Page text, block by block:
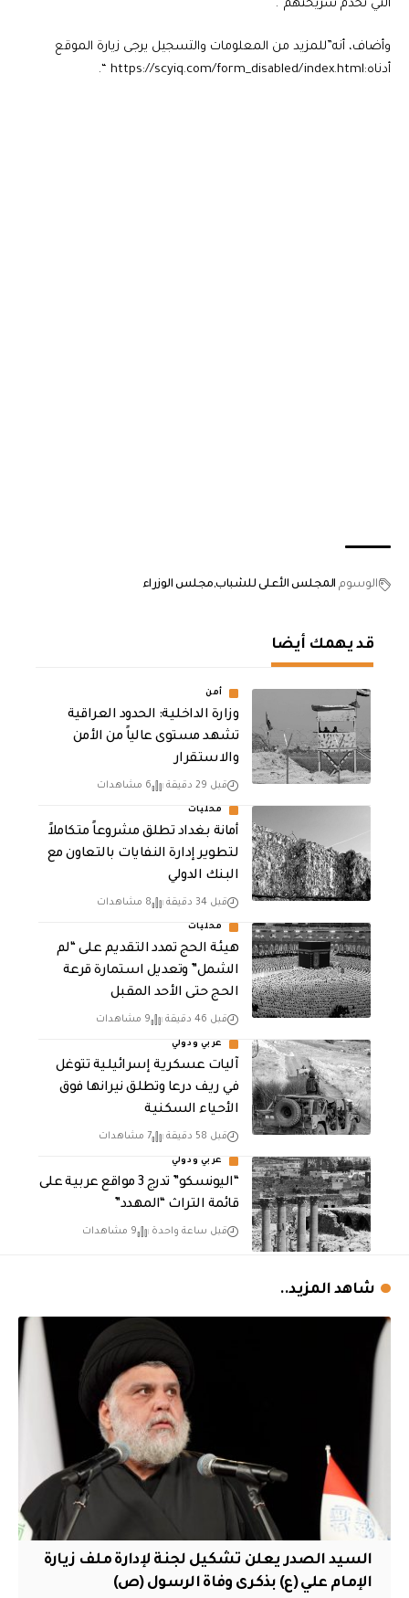
التي تخدم شريحتهم”.
وأضاف، أنه”للمزيد من المعلومات والتسجيل يرجى زيارة الموقع
أدناه:‏https://scyiq.com/form_disabled/index.html “.
الوسوم المجلس الأعلى للشباب مجلس الوزراء
قد يهمك أيضا
أمن
وزارة الداخلية: الحدود العراقية
تشهد مستوى عالياً من الأمن
والاستقرار
قبل 29 دقيقة 6 مشاهدات
محليات
أمانة بغداد تطلق مشروعاً متكاملاً
لتطوير إدارة النفايات بالتعاون مع
البنك الدولي
قبل 34 دقيقة 8 مشاهدات
محليات
هيئة الحج تمدد التقديم على “لم
الشمل” وتعديل استمارة قرعة
الحج حتى الأحد المقبل
قبل 46 دقيقة 9 مشاهدات
عربي ودولي
آليات عسكرية إسرائيلية تتوغل
في ريف درعا وتطلق نيرانها فوق
الأحياء السكنية
قبل 58 دقيقة 7 مشاهدات
عربي ودولي
“اليونسكو” تدرج 3 مواقع عربية على
قائمة التراث “المهدد”
قبل ساعة واحدة 9 مشاهدات
شاهد المزيد..
السيد الصدر يعلن تشكيل لجنة لإدارة ملف زيارة
الإمام علي (ع) بذكرى وفاة الرسول (ص)